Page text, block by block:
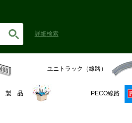
詳細検索
ユニトラック（線路）
製 品 PECO線路